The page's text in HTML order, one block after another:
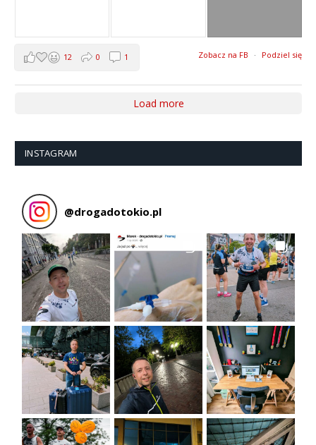
Zobacz na FB · Podziel się
12 0 1
Load more
INSTAGRAM
@drogadotokio.pl